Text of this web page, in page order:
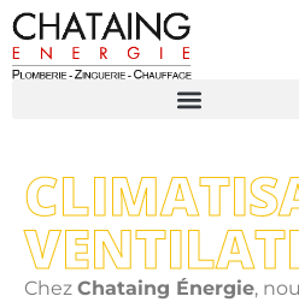
Chez Chataing Énergie,